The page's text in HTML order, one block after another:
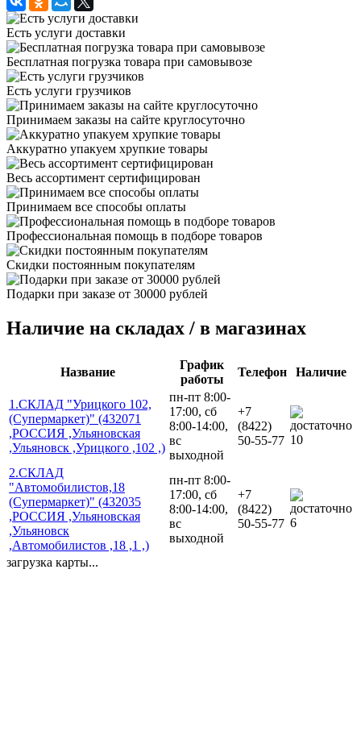
Есть услуги доставки
Бесплатная погрузка товара при самовывозе
Есть услуги грузчиков
Принимаем заказы на сайте круглосуточно
Аккуратно упакуем хрупкие товары
Весь ассортимент сертифицирован
Принимаем все способы оплаты
Профессиональная помощь в подборе товаров
Скидки постоянным покупателям
Подарки при заказе от 30000 рублей
Наличие на складах / в магазинах
Название
График
работы
Телефон Наличие
1.СКЛАД "Урицкого 102,
(Супермаркет)" (432071
,РОССИЯ ,Ульяновская
,Ульяновск ,Урицкого ,102 ,)
пн-пт 8:00-
17:00, сб
8:00-14:00,
вс
выходной
+7
(8422)
50-55-77 10
2.СКЛАД
"Автомобилистов,18
(Супермаркет)" (432035
,РОССИЯ ,Ульяновская
,Ульяновск
,Автомобилистов ,18 ,1 ,)
пн-пт 8:00-
17:00, сб
8:00-14:00,
вс
выходной
+7
(8422)
50-55-77 6
загрузка карты...